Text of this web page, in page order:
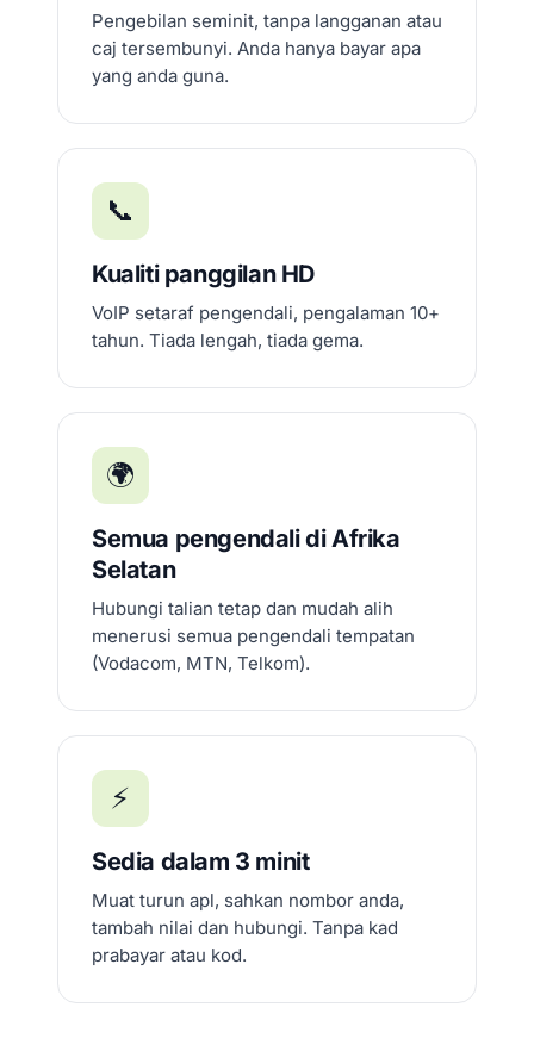
Pengebilan seminit, tanpa langganan atau
caj tersembunyi. Anda hanya bayar apa
yang anda guna.
📞
Kualiti panggilan HD
VoIP setaraf pengendali, pengalaman 10+
tahun. Tiada lengah, tiada gema.
🌍
Semua pengendali di Afrika
Selatan
Hubungi talian tetap dan mudah alih
menerusi semua pengendali tempatan
(Vodacom, MTN, Telkom).
⚡
Sedia dalam 3 minit
Muat turun apl, sahkan nombor anda,
tambah nilai dan hubungi. Tanpa kad
prabayar atau kod.